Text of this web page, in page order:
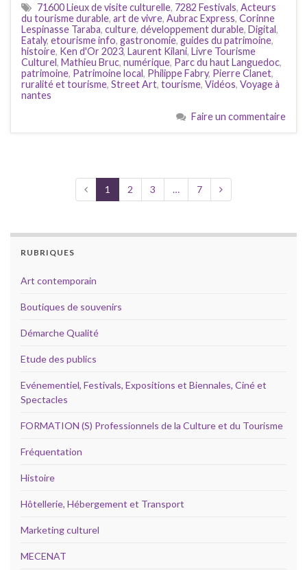
71600 Lieux de visite culturelle, 7282 Festivals, Acteurs
du tourisme durable, art de vivre, Aubrac Express, Corinne
Lespinasse Taraba, culture, développement durable, Digital,
Eataly, etourisme info, gastronomie, guides du patrimoine,
histoire, Ken d'Or 2023, Laurent Kilani, Livre Tourisme
Culturel, Mathieu Bruc, numérique, Parc du haut Languedoc,
patrimoine, Patrimoine local, Philippe Fabry, Pierre Clanet,
ruralité et tourisme, Street Art, tourisme, Vidéos, Voyage à
nantes
Faire un commentaire
1 2 3 … 7
RUBRIQUES
Art contemporain
Boutiques de souvenirs
Démarche Qualité
Etude des publics
Evénementiel, Festivals, Expositions et Biennales, Ciné et
Spectacles
FORMATION (S) Professionnels de la Culture et du Tourisme
Fréquentation
Histoire
Hôtellerie, Hébergement et Transport
Marketing culturel
MECENAT